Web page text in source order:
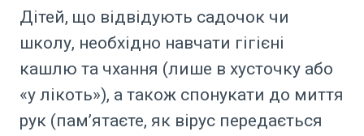
Дітей, що відвідують садочок чи
школу, необхідно навчати гігієні
кашлю та чхання (лише в хусточку або
«у лікоть»), а також спонукати до миття
рук (пам’ятаєте, як вірус передається